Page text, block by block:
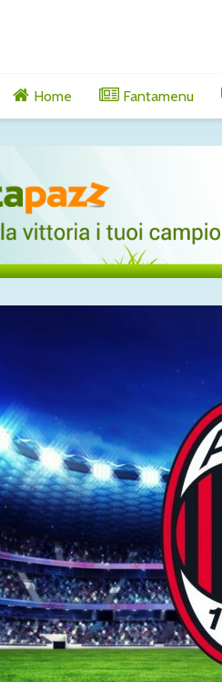
Home Fantamenu
Maldini al Cagliari, affare
dell’Atalanta
06/08/2026
Touré al Parma,
accordo definito: visite
mediche in corso
06/08/2026
Tutti gli aggiornamenti
di mercoledì 5 agosto
05/08/2026